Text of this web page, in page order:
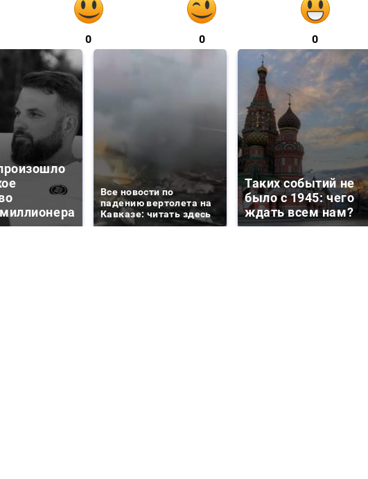
0 0 0
Все новости по
падению вертолета на
Кавказе: читать здесь
Таких событий не
было с 1945: чего
ждать всем нам?